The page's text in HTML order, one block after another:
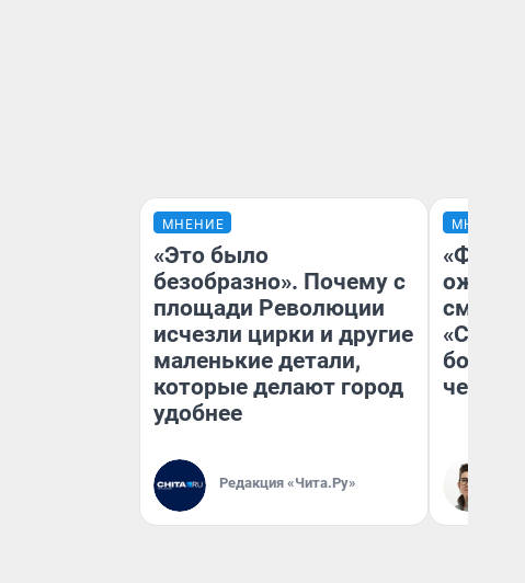
МНЕНИЕ
«Это было
безобразно». Почему с
площади Революции
исчезли цирки и другие
маленькие детали,
которые делают город
удобнее
Редакция «Чита.Ру»
МНЕНИЕ